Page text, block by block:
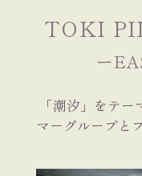
TOKI
ー
「潮汐」をテ
マーグループと